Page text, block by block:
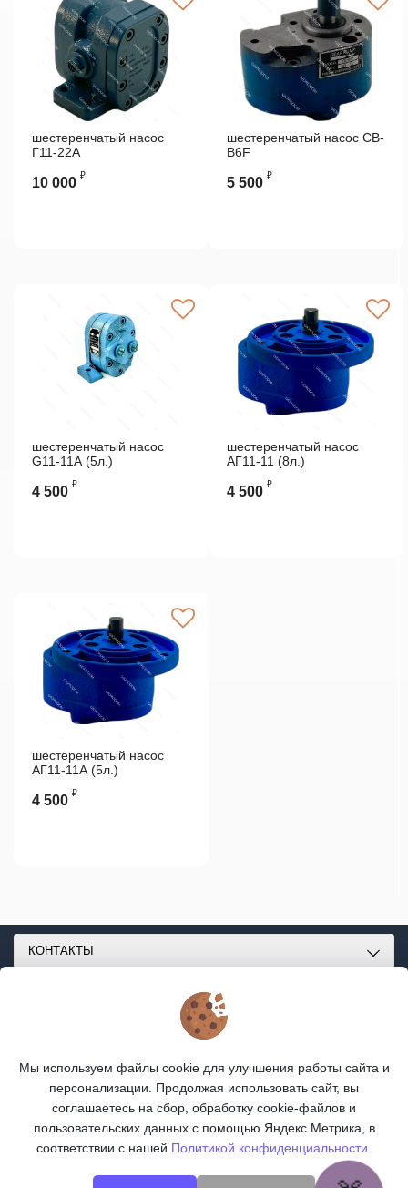
шестеренчатый насос
Г11-22А
10 000 ₽
шестеренчатый насос CB-
B6F
5 500 ₽
шестеренчатый насос
G11-11А (5л.)
4 500 ₽
шестеренчатый насос
АГ11-11 (8л.)
4 500 ₽
шестеренчатый насос
АГ11-11А (5л.)
4 500 ₽
КОНТАКТЫ
МЫ В СОЦСЕТЯХ:
Мы используем файлы cookie для улучшения работы сайта и
персонализации. Продолжая использовать сайт, вы
соглашаетесь на сбор, обработку cookie-файлов и
пользовательских данных с помощью Яндекс.Метрика, в
соответствии с нашей Политикой конфиденциальности.